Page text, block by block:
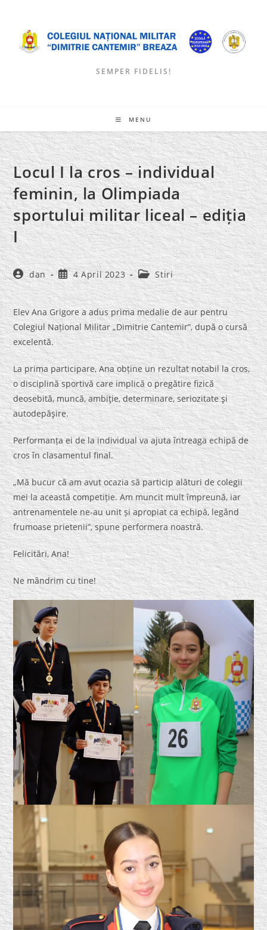
content
SEMPER FIDELIS!
MENU
Locul I la cros – individual
feminin, la Olimpiada
sportului militar liceal – ediția
I
Post
author:
dan
Post
published:
4 April 2023
Post
category:
Stiri
Elev Ana Grigore a adus prima medalie de aur pentru
Colegiul Național Militar „Dimitrie Cantemir”, după o cursă
excelentă.
La prima participare, Ana obține un rezultat notabil la cros,
o disciplină sportivă care implică o pregătire fizică
deosebită, muncă, ambiţie, determinare, seriozitate şi
autodepăşire.
Performanța ei de la individual va ajuta întreaga echipă de
cros în clasamentul final.
„Mă bucur că am avut ocazia să particip alături de colegii
mei la această competiție. Am muncit mult împreună, iar
antrenamentele ne-au unit și apropiat ca echipă, legând
frumoase prietenii”, spune performera noastră.
Felicitări, Ana!
Ne mândrim cu tine!